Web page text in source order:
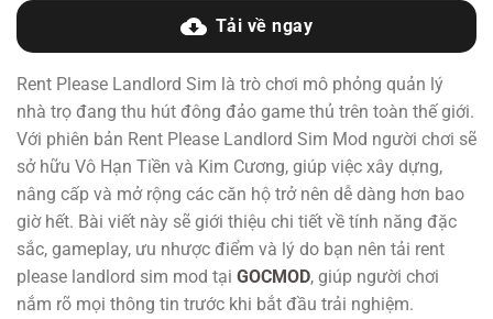
Tải về ngay
Rent Please Landlord Sim là trò chơi mô phỏng quản lý
nhà trọ đang thu hút đông đảo game thủ trên toàn thế giới.
Với phiên bản Rent Please Landlord Sim Mod người chơi sẽ
sở hữu Vô Hạn Tiền và Kim Cương, giúp việc xây dựng,
nâng cấp và mở rộng các căn hộ trở nên dễ dàng hơn bao
giờ hết. Bài viết này sẽ giới thiệu chi tiết về tính năng đặc
sắc, gameplay, ưu nhược điểm và lý do bạn nên tải rent
please landlord sim mod tại GOCMOD, giúp người chơi
nắm rõ mọi thông tin trước khi bắt đầu trải nghiệm.